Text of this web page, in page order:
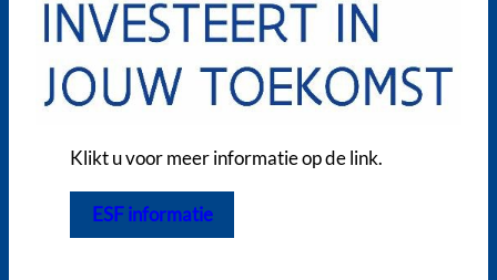
Klikt u voor meer informatie op de link.
ESF informatie